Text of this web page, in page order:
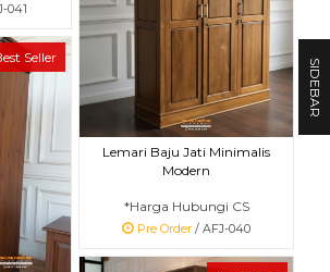
041
Lemari Baju Jati Minimalis
Modern
*Harga Hubungi CS
Pre Order / AFJ-040
Seller SIDEBAR